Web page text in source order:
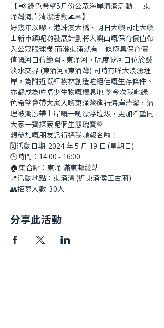
【 📢 綠色希望5月份公眾海岸清潔活動 --- 東
涌灣海岸清潔活動🌊🙏】
好幾年以嚟，港珠澳大橋、明日大嶼同北大嶼
山新市鎮呢啲發展計劃將大嶼山嘅保育價值帶
入公眾眼球🎥 而喺東涌就有一條極具保育價
值嘅河口位範圍 - 東涌河，呢度嘅河口位於鹹
淡水交界 (東涌河x東涌灣) 同時冇咩大浪湧埋
岸，為附近嘅紅樹林創造咗絕佳嘅生存條件、
亦都成為咗唔少生物嘅棲息地 🌴今次我哋綠
色希望會帶大家入嚟東涌灣進行海岸清潔，清
理被潮漲帶上岸嘅一啲漂浮垃圾，更加希望同
大家一齊探索呢個生態瑰寶💚
想參加嘅朋友記得搵我哋報名啦！
🗓️活動日期: 2024 年 5 月 19 日 (星期日)
🕒時間：14:00 - 16:00
🏠集合點：東涌 滿東邨總站
📍活動地點：東涌灣 (近東涌侯王古廟)
👥招募人數: 30人
分享此活動